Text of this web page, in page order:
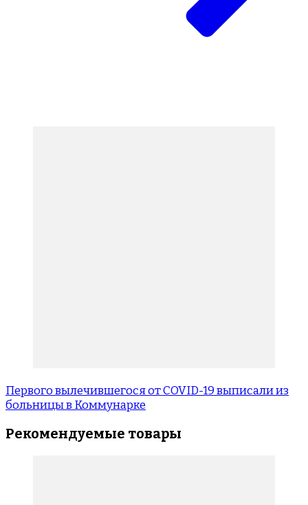
Первого вылечившегося от COVID-19 выписали из
больницы в Коммунарке
Рекомендуемые товары